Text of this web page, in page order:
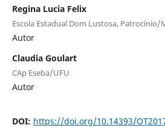
Regina Lucia Felix
Escola Estadual Dom Lustosa, Patrocínio/
Autor
Claudia Goulart
CAp Eseba/UFU
Autor
DOI: https://doi.org/10.14393/